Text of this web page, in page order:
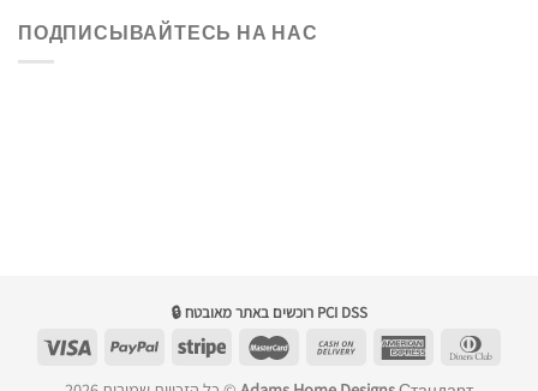
ПОДПИСЫВАЙТЕСЬ НА НАС
🔒 רוכשים באתר מאובטח PCI DSS